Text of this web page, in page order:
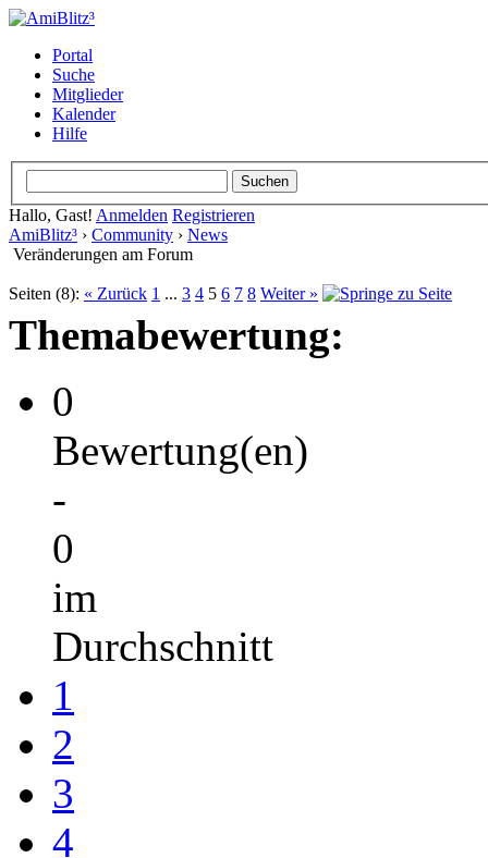
Portal
Suche
Mitglieder
Kalender
Hilfe
Hallo, Gast! Anmelden Registrieren
AmiBlitz³ › Community › News
Veränderungen am Forum
Seiten (8): « Zurück 1 ... 3 4 5 6 7 8 Weiter »
Themabewertung:
0
Bewertung(en)
-
0
im
Durchschnitt
1
2
3
4